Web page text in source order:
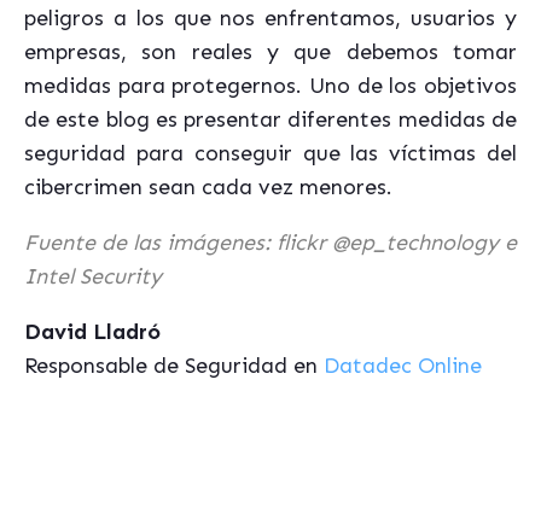
peligros a los que nos enfrentamos, usuarios y
empresas, son reales y que debemos tomar
medidas para protegernos. Uno de los objetivos
de este blog es presentar diferentes medidas de
seguridad para conseguir que las víctimas del
cibercrimen sean cada vez menores.
Fuente de las imágenes: flickr @ep_technology e
Intel Security
David Lladró
Responsable de Seguridad en Datadec Online